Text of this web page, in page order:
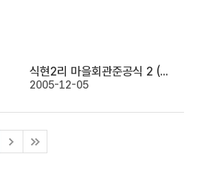
식현2리 마을회관준공식 2 (2005. 11. 22)
2005-12-05